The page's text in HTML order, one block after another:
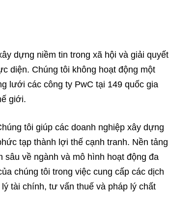
dựng niềm tin trong xã hội và giải quyết
diện. Chúng tôi không hoạt động một
lưới các công ty PwC tại 149 quốc gia
giới.
tôi giúp các doanh nghiệp xây dựng
tạp thành lợi thế cạnh tranh. Nền tảng
về ngành và mô hình hoạt động đa
chúng tôi trong việc cung cấp các dịch
tài chính, tư vấn thuế và pháp lý chất